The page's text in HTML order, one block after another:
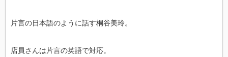
片言の日本語のように話す桐谷美玲。
店員さんは片言の英語で対応。